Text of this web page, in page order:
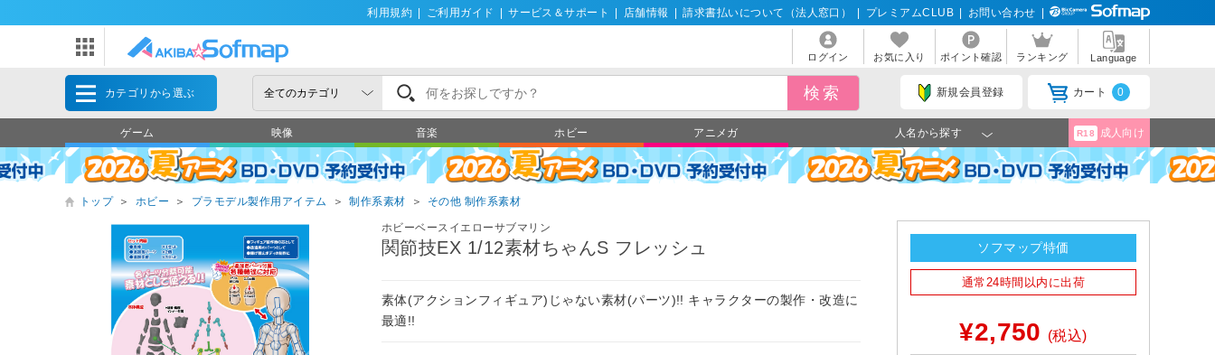
利用規約 ご利用ガイド サービス＆サポート 店舗情報 請求書払いについて（法人窓口） プレミアムCLUB お問い合わせ
ログイン お気に入り ポイント確認 ランキング Language
カテゴリから選ぶ 新規会員登録 カート 0
ゲーム 映像 音楽 ホビー アニメガ 人名から探す R18 成人向け
トップ ＞ ホビー ＞ プラモデル製作用アイテム ＞ 制作系素材 ＞ その他 制作系素材
ホビーベースイエローサブマリン
関節技EX 1/12素材ちゃんS フレッシュ
素体(アクションフィギュア)じゃない素材(パーツ)!! キャラクターの製作・改造に
最適!!
ソフマップ特価
通常24時間以内に出荷
¥2,750 (税込)